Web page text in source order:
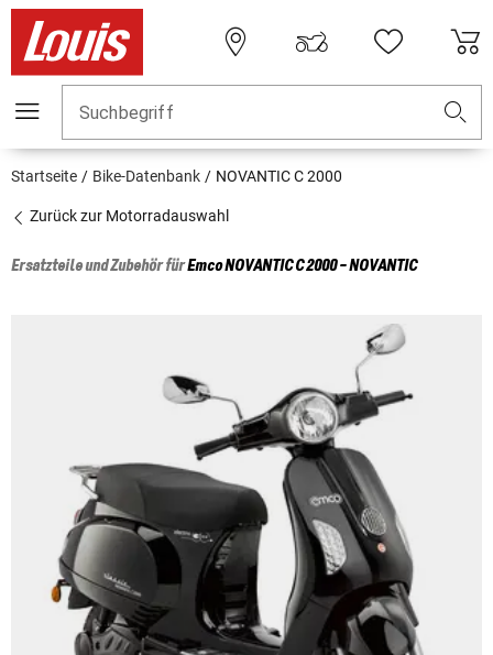
Suchbegriff
Startseite Bike-Datenbank NOVANTIC C 2000
Zurück zur Motorradauswahl
Ersatzteile und Zubehör fürEmcoNOVANTIC C 2000 - NOVANTIC